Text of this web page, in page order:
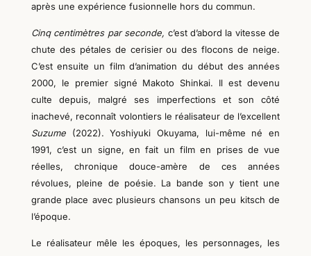
après une expérience fusionnelle hors du commun.
Cinq centimètres par seconde, c’est d’abord la vitesse de
chute des pétales de cerisier ou des flocons de neige.
C’est ensuite un film d’animation du début des années
2000, le premier signé Makoto Shinkai. Il est devenu
culte depuis, malgré ses imperfections et son côté
inachevé, reconnaît volontiers le réalisateur de l’excellent
Suzume (2022). Yoshiyuki Okuyama, lui-même né en
1991, c’est un signe, en fait un film en prises de vue
réelles, chronique douce-amère de ces années
révolues, pleine de poésie. La bande son y tient une
grande place avec plusieurs chansons un peu kitsch de
l’époque.
Le réalisateur mêle les époques, les personnages, les